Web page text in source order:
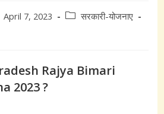
April 7, 2023
Postसरकारी-योजनाए
Rajya Bimari
2023 ?